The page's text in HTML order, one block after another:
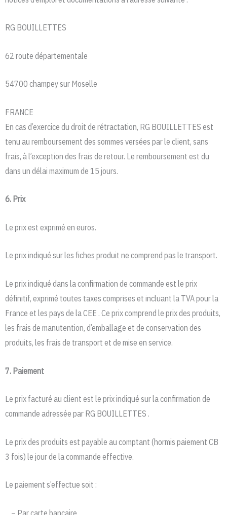
RG BOUILLETTES
62 route départementale
54700 champey sur Moselle
FRANCE
En cas d’exercice du droit de rétractation, RG BOUILLETTES est
tenu au remboursement des sommes versées par le client, sans
frais, à l’exception des frais de retour. Le remboursement est du
dans un délai maximum de 15 jours.
6. Prix
Le prix est exprimé en euros.
Le prix indiqué sur les fiches produit ne comprend pas le transport.
Le prix indiqué dans la confirmation de commande est le prix
définitif, exprimé toutes taxes comprises et incluant la TVA pour la
France et les pays de la CEE . Ce prix comprend le prix des produits,
les frais de manutention, d’emballage et de conservation des
produits, les frais de transport et de mise en service.
7. Paiement
Le prix facturé au client est le prix indiqué sur la confirmation de
commande adressée par RG BOUILLETTES .
Le prix des produits est payable au comptant (hormis paiement CB
3 fois) le jour de la commande effective.
Le paiement s’effectue soit :
– Par carte bancaire,